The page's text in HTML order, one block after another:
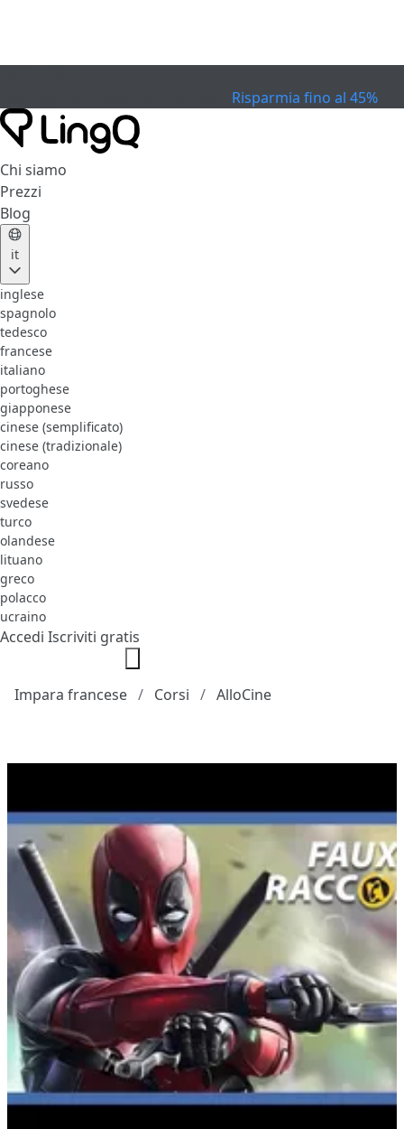
Risparmia fino al 45%
Chi siamo
Prezzi
Blog
it
inglese
spagnolo
tedesco
francese
italiano
portoghese
giapponese
cinese (semplificato)
cinese (tradizionale)
coreano
russo
svedese
turco
olandese
lituano
greco
polacco
ucraino
Accedi Iscriviti gratis
Impara francese Corsi AlloCine